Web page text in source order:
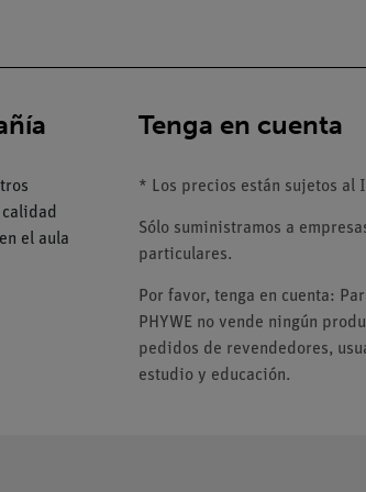
el aula
Tenga en cuenta
* Los precios están sujetos al
Sólo suministramos a
particulares.
Por favor, tenga en cuenta:
PHYWE no vende ningún
pedidos de revendedores,
estudio y educación.